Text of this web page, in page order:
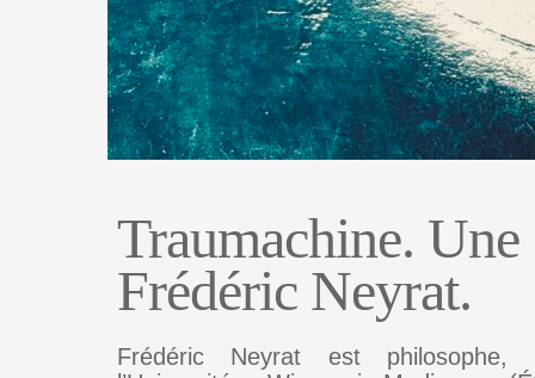
Traumachine. Une
Frédéric Neyrat.
Frédéric Neyrat est philosophe,